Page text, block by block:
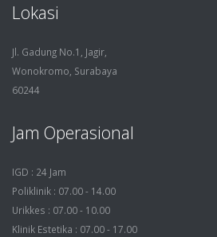
Lokasi
Jl. Gadung No.1, Jagir,
Wonokromo, Surabaya
60244
Jam Operasional
IGD : 24 Jam
Poliklinik : 07.00 - 14.00
Urikkes : 07.00 - 10.00
Klinik Estetika : 07.00 - 17.00